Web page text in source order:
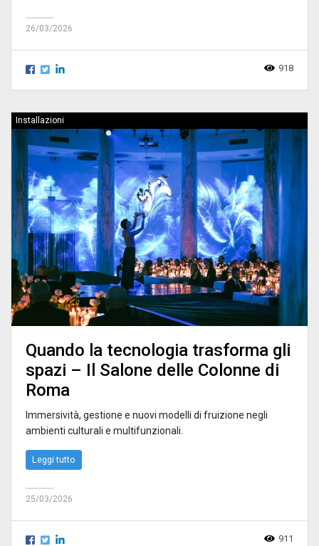
26/03/2026
918
Installazioni
Quando la tecnologia trasforma gli
spazi – Il Salone delle Colonne di
Roma
Immersività, gestione e nuovi modelli di fruizione negli
ambienti culturali e multifunzionali.
Leggi tutto
25/03/2026
911